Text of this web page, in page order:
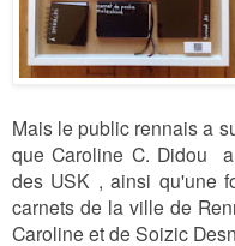
Mais le public rennais a
que Caroline C. Didou
des USK , ainsi qu'une
carnets de la ville de
Caroline et de Soizic